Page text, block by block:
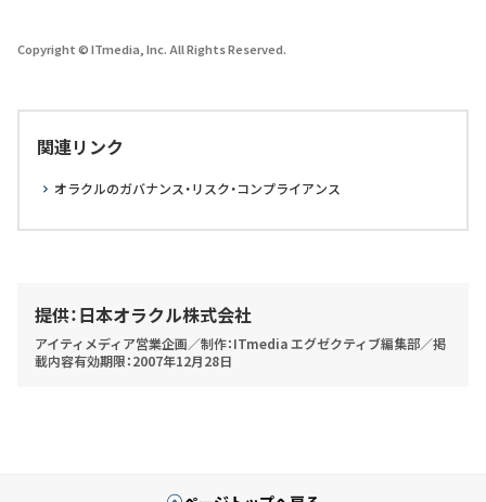
Copyright © ITmedia, Inc. All Rights Reserved.
関連リンク
オラクルのガバナンス・リスク・コンプライアンス
提供：日本オラクル株式会社
アイティメディア営業企画／制作：ITmedia エグゼクティブ編集部／掲
載内容有効期限：2007年12月28日